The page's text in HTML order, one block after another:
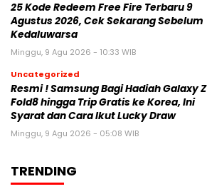
25 Kode Redeem Free Fire Terbaru 9
Agustus 2026, Cek Sekarang Sebelum
Kedaluwarsa
Minggu, 9 Agu 2026 - 10:33 WIB
Uncategorized
Resmi ! Samsung Bagi Hadiah Galaxy Z
Fold8 hingga Trip Gratis ke Korea, Ini
Syarat dan Cara Ikut Lucky Draw
Minggu, 9 Agu 2026 - 05:08 WIB
TRENDING